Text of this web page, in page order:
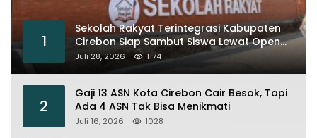
1
Sekolah Rakyat Terintegrasi Kabupaten
Cirebon Siap Sambut Siswa Lewat Open
House dan MPLS
Juli 28, 2026 1174
2
Gaji 13 ASN Kota Cirebon Cair Besok, Tapi
Ada 4 ASN Tak Bisa Menikmati
Juli 16, 2026 1028